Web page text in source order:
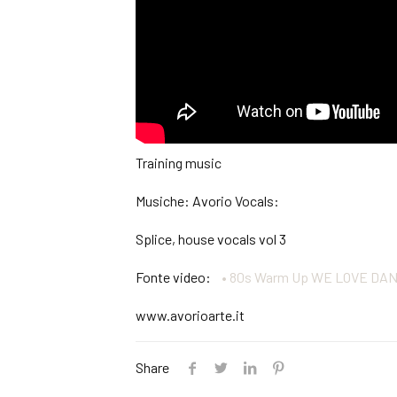
Training music
Musiche: Avorio Vocals:
Splice, house vocals vol 3
Fonte video: • 80s Warm Up WE LOVE
www.avorioarte.it
Share